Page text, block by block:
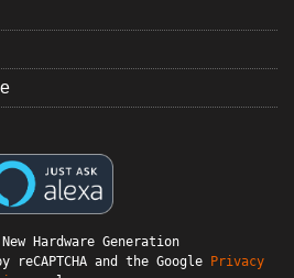
Hardware Generation
and the Google Privacy